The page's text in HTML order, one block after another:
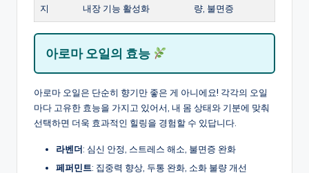
지
내장 기능 활성화
량, 불면증
아로마 오일의 효능
아로마 오일은 단순히 향기만 좋은 게 아니에요! 각각의 오일
마다 고유한 효능을 가지고 있어서, 내 몸 상태와 기분에 맞춰
선택하면 더욱 효과적인 힐링을 경험할 수 있답니다.
라벤더: 심신 안정, 스트레스 해소, 불면증 완화
페퍼민트: 집중력 향상, 두통 완화, 소화 불량 개선